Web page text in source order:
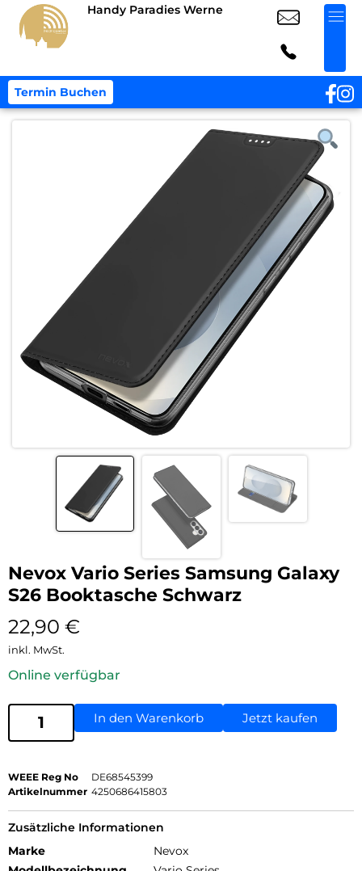
Handy Paradies Werne
Termin Buchen
Nevox Vario Series Samsung Galaxy
S26 Booktasche Schwarz
22,90 €
inkl. MwSt.
Online verfügbar
In den Warenkorb Jetzt kaufen
WEEE Reg No
DE68545399
Artikelnummer 4250686415803
Zusätzliche Informationen
Marke
Nevox